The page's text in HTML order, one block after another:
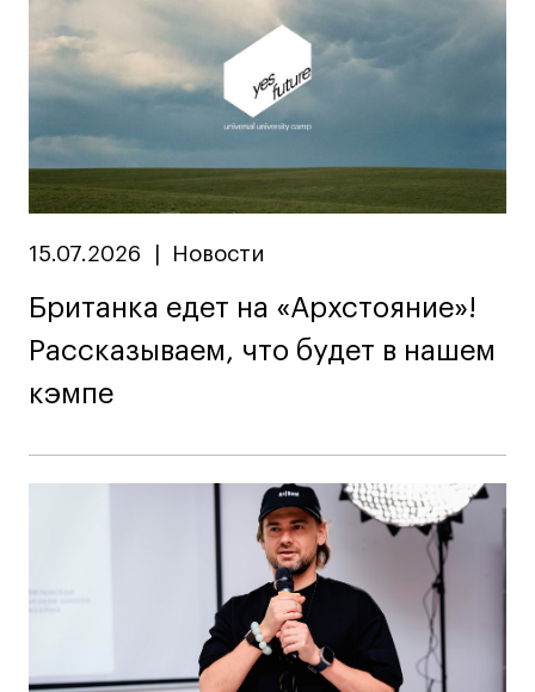
15.07.2026 Новости
Британка едет на «Архстояние»!
Рассказываем, что будет в нашем
кэмпе